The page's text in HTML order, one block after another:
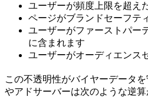
ユーザーが頻度上限を超え
ページがブランドセーフテ
ユーザーがファーストパー
に含まれます
ユーザーがオーディエンス
この不透明性がバイヤーデータ
やアドサーバーは次のような逆